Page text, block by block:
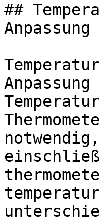
##